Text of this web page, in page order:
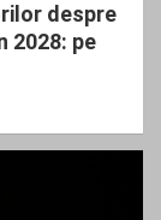
despre
2028: pe